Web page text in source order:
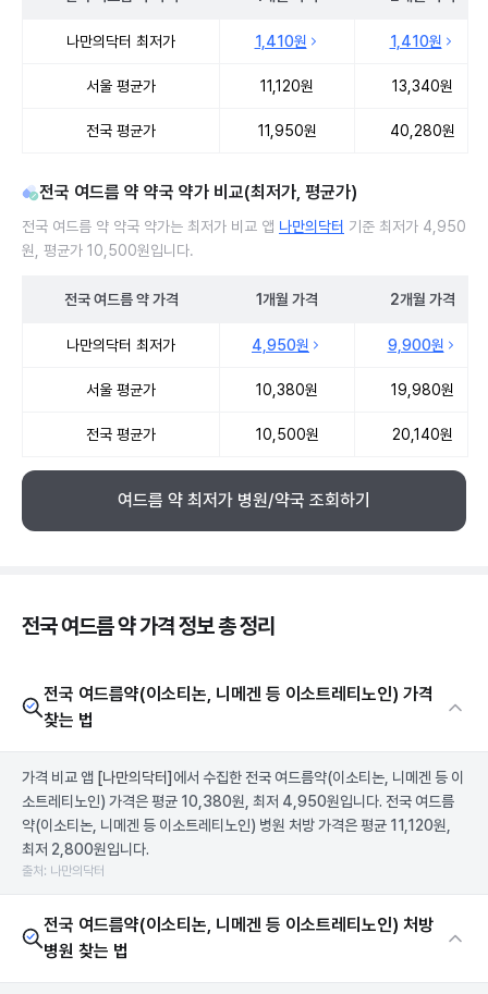
나만의닥터 최저가 1,410원 1,410원
서울 평균가 11,120원 13,340원
전국 평균가 11,950원 40,280원
전국 여드름 약 약국 약가 비교(최저가, 평균가)
전국 여드름 약 약국 약가는 최저가 비교 앱 나만의닥터 기준 최저가 4,950
원, 평균가 10,500원입니다.
전국 여드름 약가격 1개월 가격 2개월 가격
나만의닥터 최저가 4,950원 9,900원
서울 평균가 10,380원 19,980원
전국 평균가 10,500원 20,140원
여드름 약 최저가 병원/약국 조회하기
전국 여드름 약 가격 정보 총 정리
전국 여드름약(이소티논, 니메겐 등 이소트레티노인) 가격
찾는 법
가격 비교 앱 [나만의닥터] 에서 수집한 전국 여드름약(이소티논, 니메겐 등 이
소트레티노인) 가격은 평균 10,380원, 최저 4,950원입니다. 전국 여드름
약(이소티논, 니메겐 등 이소트레티노인) 병원 처방 가격은 평균 11,120원,
최저 2,800원입니다.
출처: 나만의닥터
전국 여드름약(이소티논, 니메겐 등 이소트레티노인) 처방
병원 찾는 법